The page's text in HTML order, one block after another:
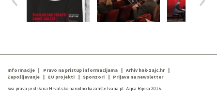
Informacije Pravo na pristup informacijama
Arhiv hnk-zajc.hr
Zapošljavanje
EU projekti Sponzori
Prijava na newsletter
Sva prava pridržana Hrvatsko narodno kazalište Ivana pl. Zajca Rijeka 2015.